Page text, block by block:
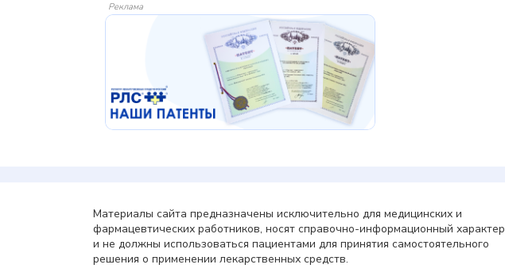
Реклама
Материалы сайта предназначены исключительно для медицинских и
фармацевтических работников, носят справочно-информационный характер
и не должны использоваться пациентами для принятия самостоятельного
решения о применении лекарственных средств.